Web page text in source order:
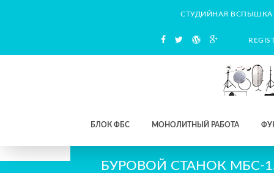
СТУДИЙНАЯ ВСПЫШКА
БЛОК ФБС МОНОЛИТНЫЙ РАБОТА
БУРОВОЙ СТАНОК МБС-